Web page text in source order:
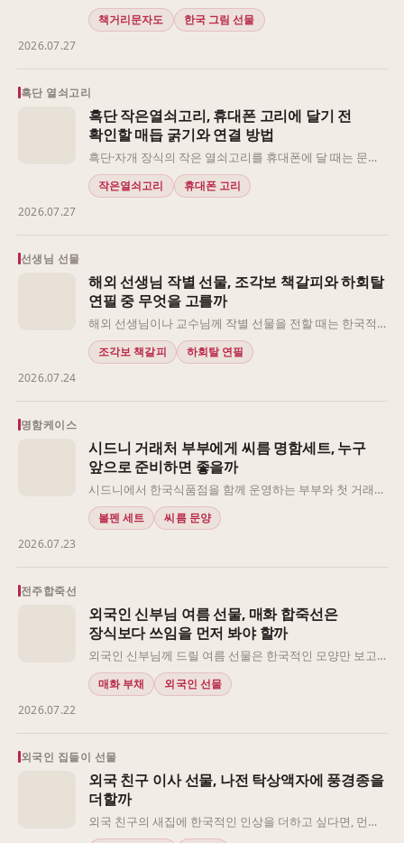
만 보기보다, 받는 사람과 어떤 이야기를 나눌 수 있는지를
먼저 생각하는 편이 좋습니다. 같은 엽서라도 가까운 친구
화에 관심이 있는 사람의 선택 기준도 달라집니다. 그림의
관적으로 알아보기 쉬운 유형이 편안합니다. 반대로 대화
를 나눌 시간이 있다면 민화처럼 질문과 이야기를 이어 갈
수 있는 그림이 좋은 출발점이 됩니다.
책거리문자도 한국 그림 선물
2026.07.27
흑단 열쇠고리
흑단 작은열쇠고리, 휴대폰 고리에 달기 전
확인할 매듭 굵기와 연결 방법
흑단·자개 장식의 작은 열쇠고리를 휴대폰에 달 때는 문양
보다 연결 조건을 먼저 살펴보는 편이 좋습니다. 상품이 작
아 보여도 매듭 끝이 휴대폰 고리나 별도 연결 부품을 통과
작은열쇠고리 휴대폰 고리
2026.07.27
선생님 선물
해외 선생님 작별 선물, 조각보 책갈피와 하회탈
연필 중 무엇을 고를까
해외 선생님이나 교수님께 작별 선물을 전할 때는 한국적
인 모양만 보고 고르기보다, 관계의 격식과 실제 사용 장면
을 먼저 살펴보는 편이 좋습니다. 같은 전통 문구라도 연구
감사 문장을 더하면 작별의 이유도 분명해집니다.
조각보 책갈피 하회탈 연필
2026.07.24
명함케이스
시드니 거래처 부부에게 씨름 명함세트, 누구
앞으로 준비하면 좋을까
시드니에서 한국식품점을 함께 운영하는 부부와 첫 거래
미팅을 앞두고 있다면, 선물의 종류보다 먼저 누구를 거래
의 주체로 예우할지 정하는 것이 좋습니다. 두 분이 공동으
갖추되, 업무 중 자연스럽게 사용할 수 있고 향후 관계에 부
담을 남기지 않는 구성이 안정적입니다.
볼펜 세트 씨름 문양
2026.07.23
전주합죽선
외국인 신부님 여름 선물, 매화 합죽선은
장식보다 쓰임을 먼저 봐야 할까
외국인 신부님께 드릴 여름 선물은 한국적인 모양만 보고
고르기보다, 어떤 자리에서 어떻게 전할지를 먼저 생각하
는 편이 좋습니다. 같은 부채라도 공식적인 감사 자리에서
문양에 담긴 뜻을 설명하고 싶다면 확인 가능한 안내가 있
매화 부채 외국인 선물
2026.07.22
외국인 집들이 선물
외국 친구 이사 선물, 나전 탁상액자에 풍경종을
더할까
외국 친구의 새집에 한국적인 인상을 더하고 싶다면, 먼저